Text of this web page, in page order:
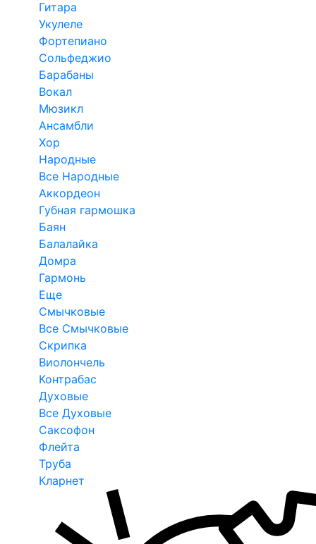
Гитара
Укулеле
Фортепиано
Сольфеджио
Барабаны
Вокал
Мюзикл
Ансамбли
Хор
Народные
Все Народные
Аккордеон
Губная гармошка
Баян
Балалайка
Домра
Гармонь
Еще
Смычковые
Все Смычковые
Скрипка
Виолончель
Контрабас
Духовые
Все Духовые
Саксофон
Флейта
Труба
Кларнет